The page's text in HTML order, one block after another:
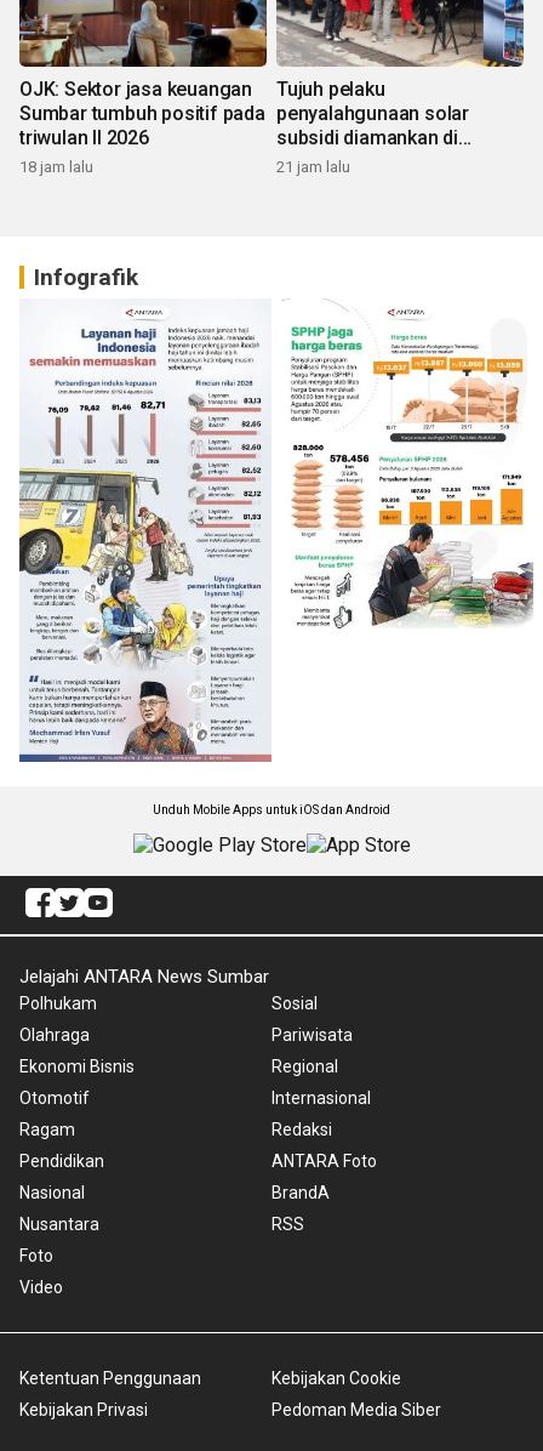
OJK: Sektor jasa keuangan
Sumbar tumbuh positif pada
triwulan II 2026
18 jam lalu
Tujuh pelaku
penyalahgunaan solar
subsidi diamankan di
Sumbar
21 jam lalu
Infografik
Unduh Mobile Apps untuk iOS dan Android
Jelajahi ANTARA News Sumbar
Polhukam
Olahraga
Ekonomi Bisnis
Otomotif
Ragam
Pendidikan
Nasional
Nusantara
Foto
Video
Sosial
Pariwisata
Regional
Internasional
Redaksi
ANTARA Foto
BrandA
RSS
Ketentuan Penggunaan
Kebijakan Privasi
Kebijakan Cookie
Pedoman Media Siber